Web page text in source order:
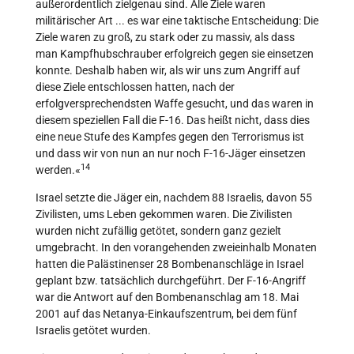
außerordentlich zielgenau sind. Alle Ziele waren
militärischer Art ... es war eine taktische Entscheidung: Die
Ziele waren zu groß, zu stark oder zu massiv, als dass
man Kampfhubschrauber erfolgreich gegen sie einsetzen
konnte. Deshalb haben wir, als wir uns zum Angriff auf
diese Ziele entschlossen hatten, nach der
erfolgversprechendsten Waffe gesucht, und das waren in
diesem speziellen Fall die F-16. Das heißt nicht, dass dies
eine neue Stufe des Kampfes gegen den Terrorismus ist
und dass wir von nun an nur noch F-16-Jäger einsetzen
werden.«14
Israel setzte die Jäger ein, nachdem 88 Israelis, davon 55
Zivilisten, ums Leben gekommen waren. Die Zivilisten
wurden nicht zufällig getötet, sondern ganz gezielt
umgebracht. In den vorangehenden zweieinhalb Monaten
hatten die Palästinenser 28 Bombenanschläge in Israel
geplant bzw. tatsächlich durchgeführt. Der F-16-Angriff
war die Antwort auf den Bombenanschlag am 18. Mai
2001 auf das Netanya-Einkaufszentrum, bei dem fünf
Israelis getötet wurden.